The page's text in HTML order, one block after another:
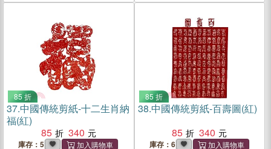
85 折
37.中國傳統剪紙-十二生肖納
福(紅)
85
340
庫存：5
85 折
38.中國傳統剪紙-百壽圖(紅)
85
340
庫存：6